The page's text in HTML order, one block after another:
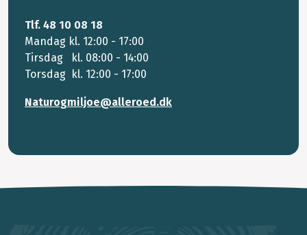
Tlf. 48 10 08 18
Mandag kl. 12:00 - 17:00
Tirsdag kl. 08:00 - 14:00
Torsdag kl. 12:00 - 17:00
Naturogmiljoe@alleroed.dk